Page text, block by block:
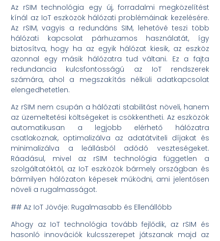
Az rSIM technológia egy új, forradalmi megközelítést
kínál az IoT eszközök hálózati problémáinak kezelésére.
Az rSIM, vagyis a redundáns SIM, lehetővé teszi több
hálózati kapcsolat párhuzamos használatát, így
biztosítva, hogy ha az egyik hálózat kiesik, az eszköz
azonnal egy másik hálózatra tud váltani. Ez a fajta
redundancia kulcsfontosságú az IoT rendszerek
számára, ahol a megszakítás nélküli adatkapcsolat
elengedhetetlen.
Az rSIM nem csupán a hálózati stabilitást növeli, hanem
az üzemeltetési költségeket is csökkentheti. Az eszközök
automatikusan a legjobb elérhető hálózatra
csatlakoznak, optimalizálva az adatátviteli díjakat és
minimalizálva a leállásból adódó veszteségeket.
Ráadásul, mivel az rSIM technológia független a
szolgáltatóktól, az IoT eszközök bármely országban és
bármilyen hálózaton képesek működni, ami jelentősen
növeli a rugalmasságot.
## Az IoT Jövője: Rugalmasabb és Ellenállóbb
Ahogy az IoT technológia tovább fejlődik, az rSIM és
hasonló innovációk kulcsszerepet játszanak majd az